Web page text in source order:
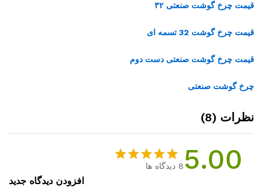
قیمت چرخ گوشت صنعتی ۳۲
قیمت چرخ گوشت 32 تسمه ای
قیمت چرخ گوشت صنعتی دست دوم
چرخ گوشت صنعتی
نظرات (8)
5.00
امتیازدهی8
8 دیدگاه ها
افزودن دیدگاه جدید